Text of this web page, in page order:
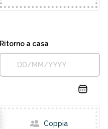
Ritorno a casa
Coppia